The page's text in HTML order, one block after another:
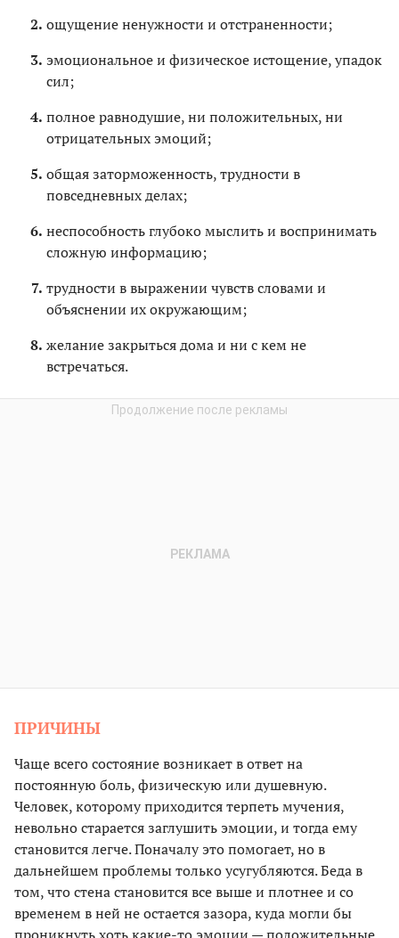
ощущение ненужности и отстраненности;
эмоциональное и физическое истощение, упадок
сил;
полное равнодушие, ни положительных, ни
отрицательных эмоций;
общая заторможенность, трудности в
повседневных делах;
неспособность глубоко мыслить и воспринимать
сложную информацию;
трудности в выражении чувств словами и
объяснении их окружающим;
желание закрыться дома и ни с кем не
встречаться.
ПРИЧИНЫ
Чаще всего состояние возникает в ответ на
постоянную боль, физическую или душевную.
Человек, которому приходится терпеть мучения,
невольно старается заглушить эмоции, и тогда ему
становится легче. Поначалу это помогает, но в
дальнейшем проблемы только усугубляются. Беда в
том, что стена становится все выше и плотнее и со
временем в ней не остается зазора, куда могли бы